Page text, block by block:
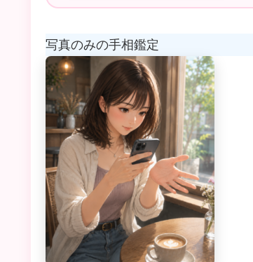
写真のみの手相鑑定